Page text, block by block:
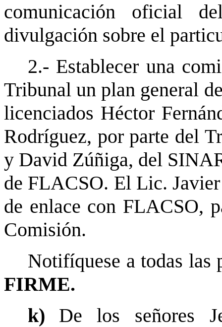
comunicación oficial
divulgación sobre el
2.- Establecer una
Tribunal un plan general
licenciados Héctor
Rodríguez, por parte del
y David Zúñiga, del
de FLACSO. El Lic.
de enlace con FLACSO,
Comisión.
Notifíquese a todas las
FIRME.
k)
De los señores